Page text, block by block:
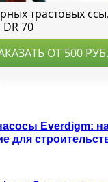
Everdigm:
для